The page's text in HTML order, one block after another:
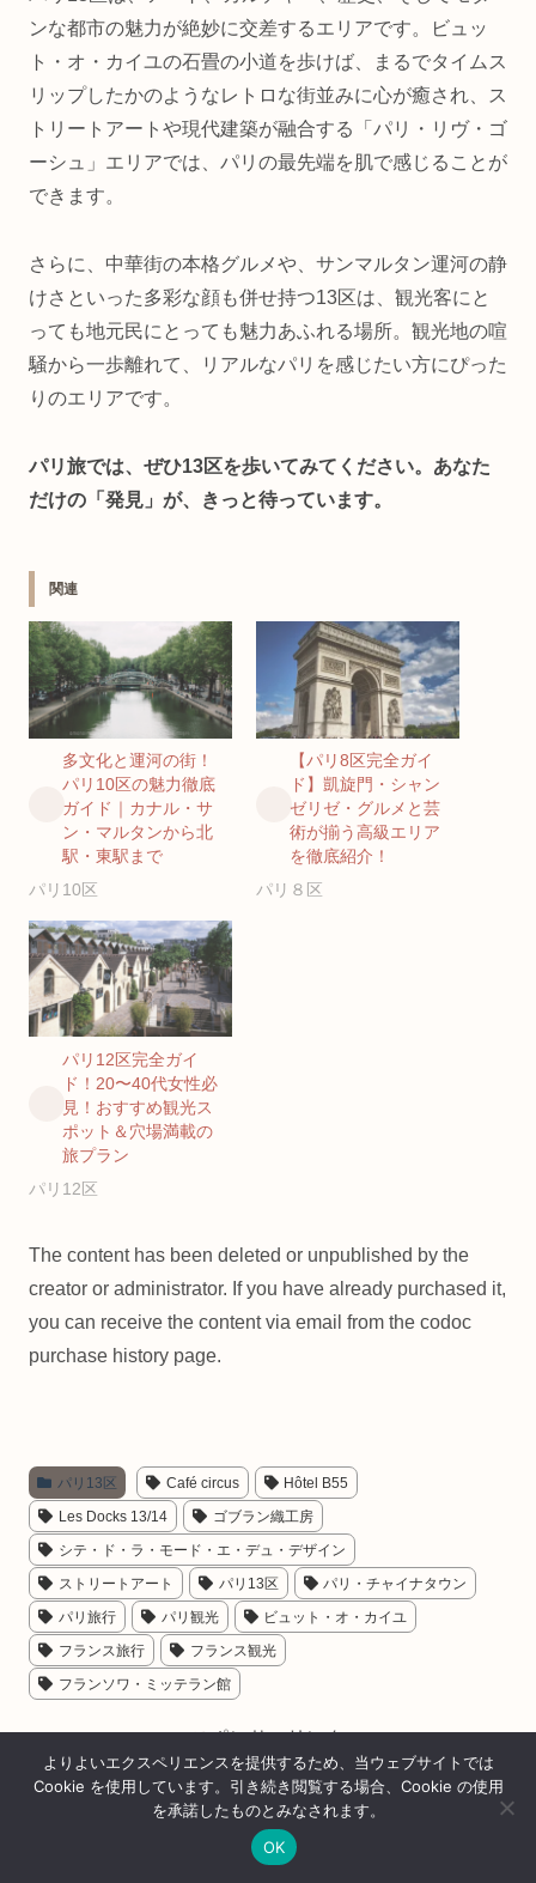
ンな都市の魅力が絶妙に交差するエリアです。ビュッ
ト・オ・カイユの石畳の小道を歩けば、まるでタイムス
リップしたかのようなレトロな街並みに心が癒され、ス
トリートアートや現代建築が融合する「パリ・リヴ・ゴ
ーシュ」エリアでは、パリの最先端を肌で感じることが
できます。
さらに、中華街の本格グルメや、サンマルタン運河の静
けさといった多彩な顔も併せ持つ13区は、観光客にと
っても地元民にとっても魅力あふれる場所。観光地の喧
騒から一歩離れて、リアルなパリを感じたい方にぴった
りのエリアです。
パリ旅では、ぜひ13区を歩いてみてください。あなた
だけの「発見」が、きっと待っています。
関連
多文化と運河の街！
パリ10区の魅力徹底
ガイド｜カナル・サ
ン・マルタンから北
駅・東駅まで
パリ10区
【パリ8区完全ガイ
ド】凱旋門・シャン
ゼリゼ・グルメと芸
術が揃う高級エリア
を徹底紹介！
パリ８区
パリ12区完全ガイ
ド！20〜40代女性必
見！おすすめ観光ス
ポット＆穴場満載の
旅プラン
パリ12区
The content has been deleted or unpublished by the
creator or administrator. If you have already purchased it,
you can receive the content via email from the codoc
purchase history page.
パリ13区 Café circus Hôtel B55
Les Docks 13/14
ゴブラン織工房
シテ・ド・ラ・モード・エ・デュ・デザイン
ストリートアート
パリ13区
パリ・チャイナタウン
パリ旅行
パリ観光
ビュット・オ・カイユ
フランス旅行
フランス観光
フランソワ・ミッテラン館
スポンサーリンク
目次へ
よりよいエクスペリエンスを提供するため、当ウェブサイトでは
Cookie を使用しています。引き続き閲覧する場合、Cookie の使用
を承諾したものとみなされます。
OK